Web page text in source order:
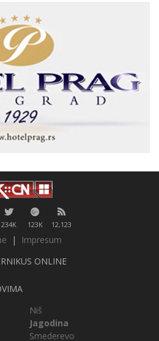
234K 123K 12,123
|
Impresum
ONLINE
Niš
Jagodina
Smederevo